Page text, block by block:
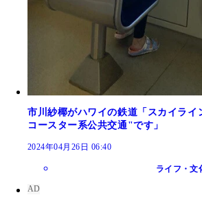
市川紗椰がハワイの鉄道「スカイライ
コースター系公共交通"です」
2024年04月26日 06:40
ライフ・文